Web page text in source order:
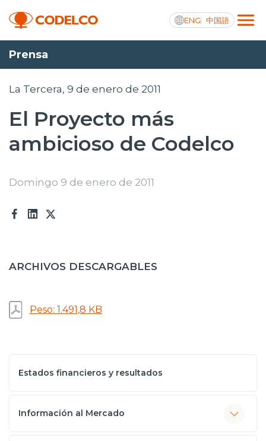
ENG 中国語
Transparencia activa
Nosotros
Proyectos
Sustentabilidad
Trabaja en Codelco
Prensa
La Tercera, 9 de enero de 2011
El Proyecto más
ambicioso de Codelco
Domingo 9 de enero de 2011
ARCHIVOS DESCARGABLES
Peso: 1.491,8 KB
Estados financieros y resultados
Información al Mercado